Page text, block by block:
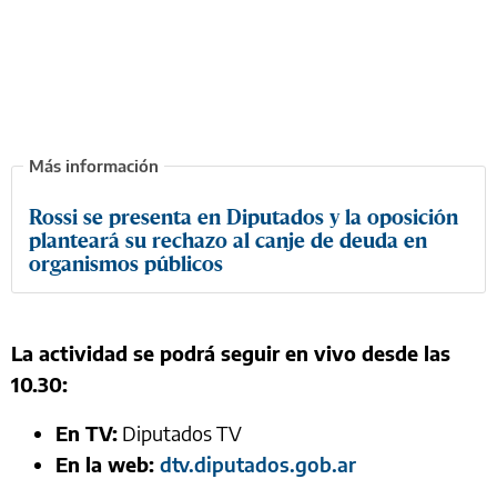
Rossi se presenta en Diputados y la oposición
planteará su rechazo al canje de deuda en
organismos públicos
La actividad se podrá seguir en vivo desde las
10.30:
En TV: Diputados TV
En la web: dtv.diputados.gob.ar